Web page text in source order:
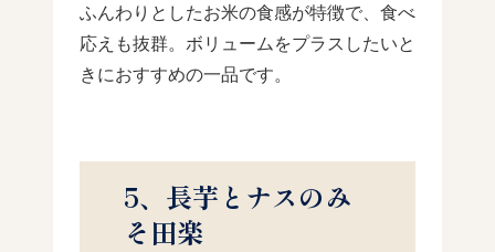
ふんわりとしたお米の食感が特徴で、食べ
応えも抜群。ボリュームをプラスしたいと
きにおすすめの一品です。
5、長芋とナスのみ
そ田楽